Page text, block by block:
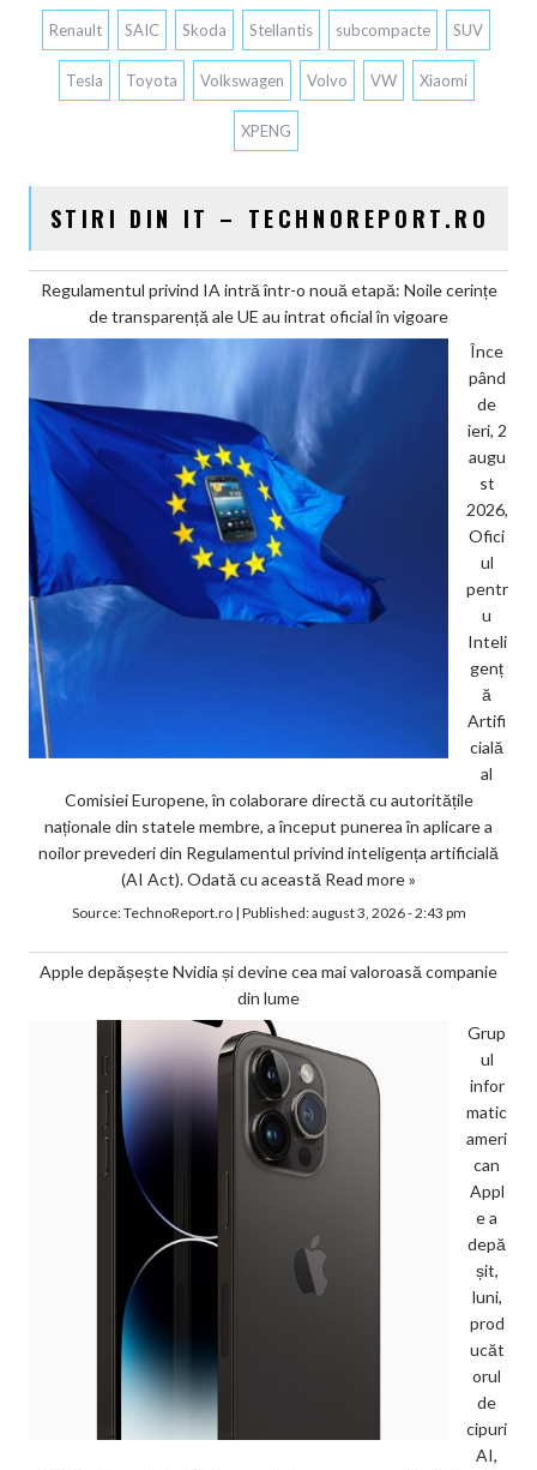
Renault SAIC Skoda Stellantis subcompacte SUV
Tesla Toyota Volkswagen Volvo VW Xiaomi
XPENG
STIRI DIN IT – TECHNOREPORT.RO
Regulamentul privind IA intră într-o nouă etapă: Noile cerințe
de transparență ale UE au intrat oficial în vigoare
Înce
pând
de
ieri, 2
augu
st
2026,
Ofici
ul
pentr
u
Inteli
genț
ă
Artifi
cială
al
Comisiei Europene, în colaborare directă cu autoritățile
naționale din statele membre, a început punerea în aplicare a
noilor prevederi din Regulamentul privind inteligența artificială
(AI Act). Odată cu această Read more »
Source:TechnoReport.ro| Published:august 3, 2026 - 2:43 pm
Apple depășește Nvidia și devine cea mai valoroasă companie
din lume
Grup
ul
infor
matic
ameri
can
Appl
e a
depă
șit,
luni,
prod
ucăt
orul
de
cipuri
AI,